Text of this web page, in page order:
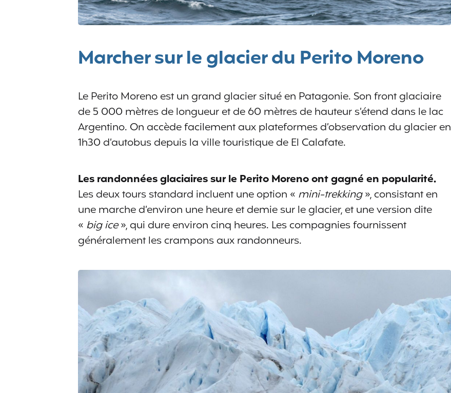
Marcher sur le glacier du Perito Moreno
Le Perito Moreno est un grand glacier situé en Patagonie. Son front glaciaire
de 5 000 mètres de longueur et de 60 mètres de hauteur s’étend dans le lac
Argentino. On accède facilement aux plateformes d’observation du glacier en
1h30 d’autobus depuis la ville touristique de El Calafate.
Les randonnées glaciaires sur le Perito Moreno ont gagné en popularité.
Les deux tours standard incluent une option « mini-trekking», consistant en
une marche d’environ une heure et demie sur le glacier, et une version dite
« big ice», qui dure environ cinq heures. Les compagnies fournissent
généralement les crampons aux randonneurs.